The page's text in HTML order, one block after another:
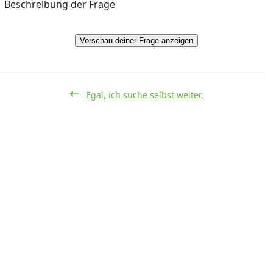
Beschreibung der Frage
Vorschau deiner Frage anzeigen
Egal, ich suche selbst weiter.